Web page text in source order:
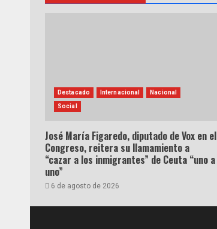
Destacado Internacional Nacional
Social
José María Figaredo, diputado de Vox en el
Congreso, reitera su llamamiento a
“cazar a los inmigrantes” de Ceuta “uno a
uno”
6 de agosto de 2026